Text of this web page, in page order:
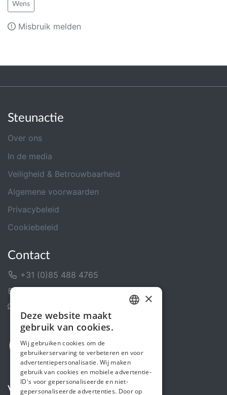
Wens
Misbruik melden
Steunactie
Over ons
In de media
Veiligheid & Betrouwbaarheid
Algemene voorwaarden
Privacybeleid
Cookiebeleid
Contact
+31 (0)85 488 4765
Volg ons
ENGLISH
×
Deze website maakt
gebruik van cookies.
Wij gebruiken cookies om de
gebruikerservaring te verbeteren en voor
advertentiepersonalisatie. Wij maken
gebruik van cookies en mobiele advertentie-
ID's voor gepersonaliseerde en niet-
gepersonaliseerde advertenties. Door op